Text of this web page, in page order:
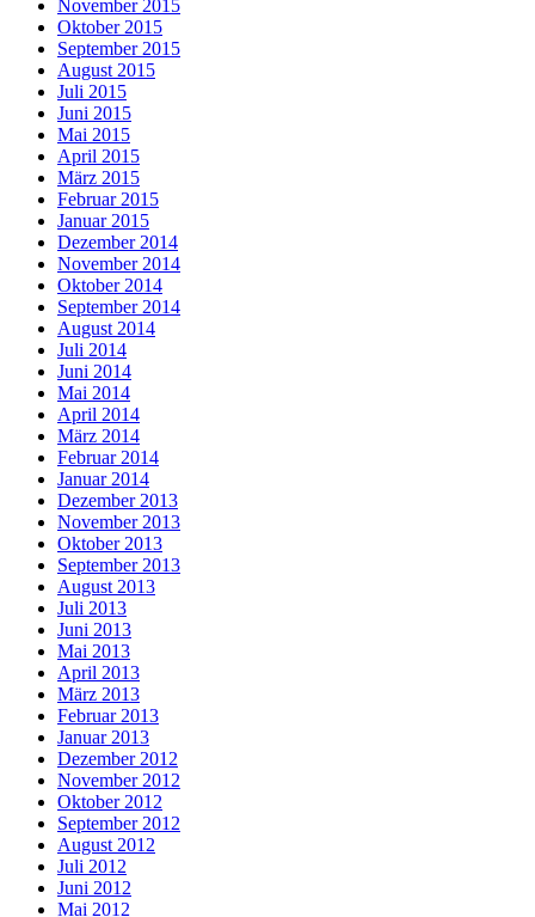
November 2015
Oktober 2015
September 2015
August 2015
Juli 2015
Juni 2015
Mai 2015
April 2015
März 2015
Februar 2015
Januar 2015
Dezember 2014
November 2014
Oktober 2014
September 2014
August 2014
Juli 2014
Juni 2014
Mai 2014
April 2014
März 2014
Februar 2014
Januar 2014
Dezember 2013
November 2013
Oktober 2013
September 2013
August 2013
Juli 2013
Juni 2013
Mai 2013
April 2013
März 2013
Februar 2013
Januar 2013
Dezember 2012
November 2012
Oktober 2012
September 2012
August 2012
Juli 2012
Juni 2012
Mai 2012